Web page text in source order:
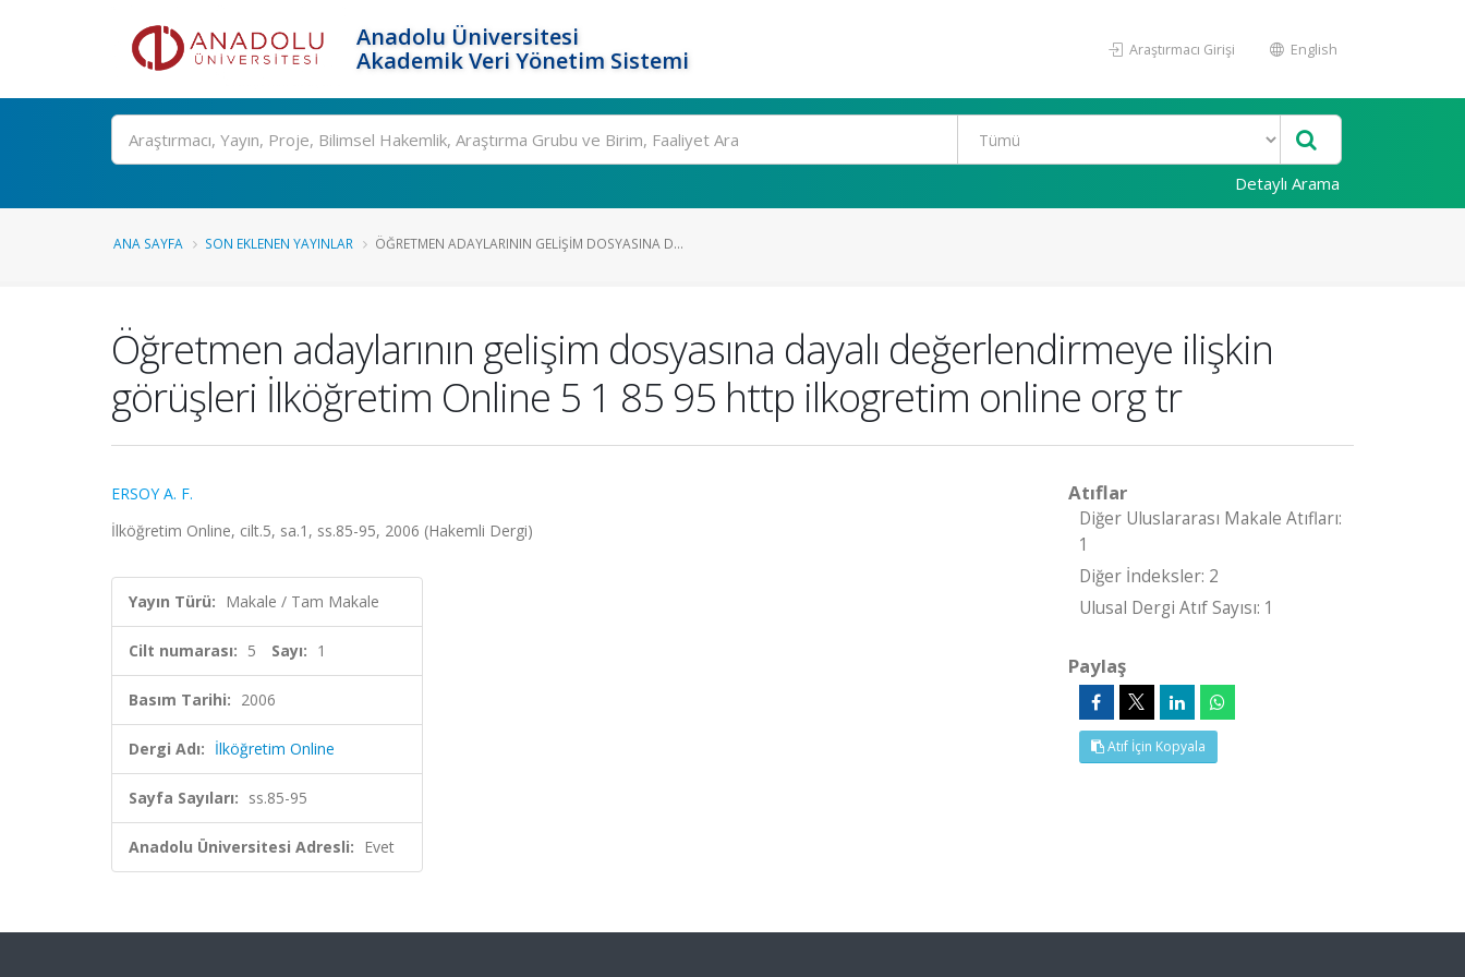
Anadolu Üniversitesi
Akademik Veri Yönetim Sistemi
Araştırmacı Girişi English
Ara
Detaylı Arama
ANA SAYFA SON EKLENEN YAYINLAR ÖĞRETMEN ADAYLARININ GELIŞIM DOSYASINA D...
Öğretmen adaylarının gelişim dosyasına dayalı değerlendirmeye ilişkin
görüşleri İlköğretim Online 5 1 85 95 http ilkogretim online org tr
ERSOY A. F.
İlköğretim Online, cilt.5, sa.1, ss.85-95, 2006 (Hakemli Dergi)
Yayın Türü: Makale / Tam Makale
Cilt numarası: 5 Sayı: 1
Basım Tarihi: 2006
Dergi Adı: İlköğretim Online
Sayfa Sayıları: ss.85-95
Anadolu Üniversitesi Adresli: Evet
Atıflar
Diğer Uluslararası Makale Atıfları:
1
Diğer İndeksler: 2
Ulusal Dergi Atıf Sayısı: 1
Paylaş
Atıf İçin Kopyala